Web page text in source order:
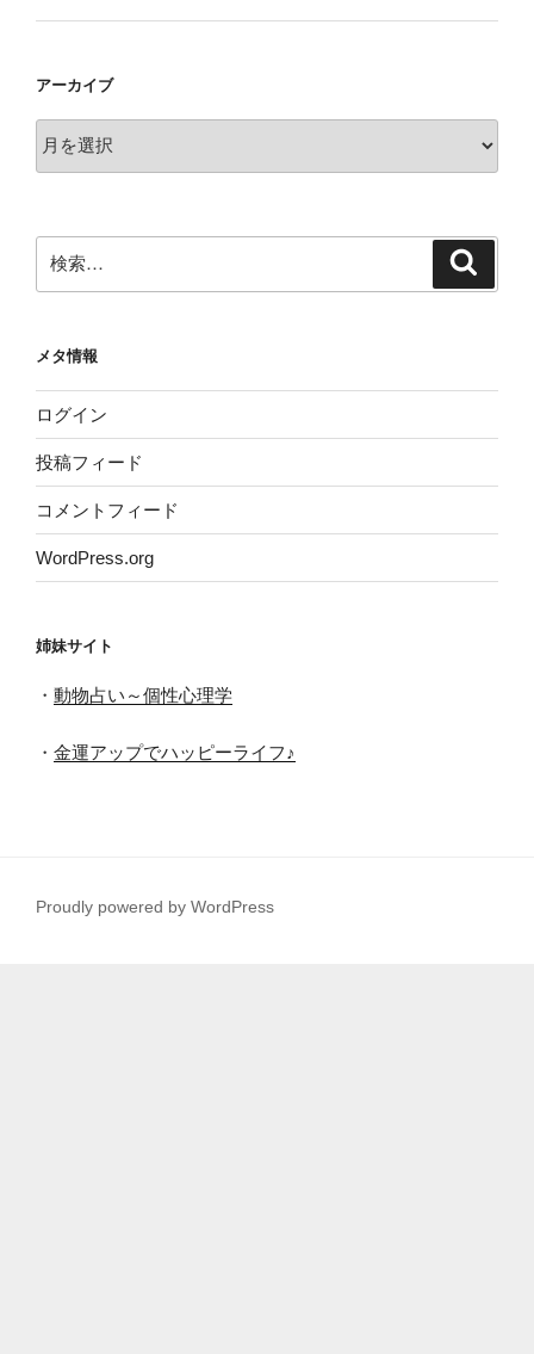
アーカイブ
ー
索:
メタ情報
ログイン
投稿フィード
コメントフィード
WordPress.org
姉妹サイト
・ 動物占い～個性心理学
・ 金運アップでハッピーライフ♪
Proudly powered by WordPress